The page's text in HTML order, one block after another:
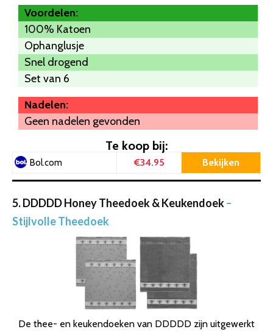
Voordelen:
100% Katoen
Ophanglusje
Snel drogend
Set van 6
Nadelen:
Geen nadelen gevonden
Te koop bij:
Bol.com €34.95 Bekijken
5. DDDDD Honey Theedoek & Keukendoek–
Stijlvolle Theedoek
De thee- en keukendoeken van DDDDD zijn uitgewerkt